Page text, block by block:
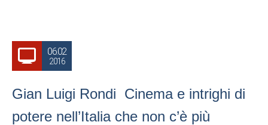
06.02
2016
Gian Luigi Rondi Cinema e intrighi di
potere nell’Italia che non c’è più